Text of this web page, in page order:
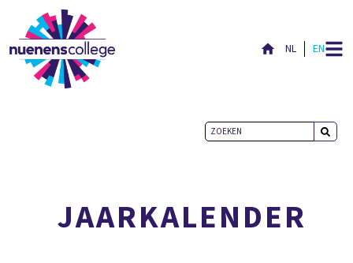
NL EN
BLIJF-UP-TO-DATE
JAARKALENDER